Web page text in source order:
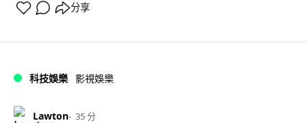
分享
科技娛樂 影視娛樂
Lawton 35 分